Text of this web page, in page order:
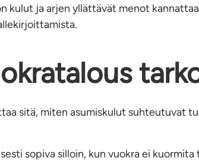
kulut ja arjen yllättävät menot
sitä, miten asumiskulut suhteutuvat
sopiva silloin, kun vuokra ei